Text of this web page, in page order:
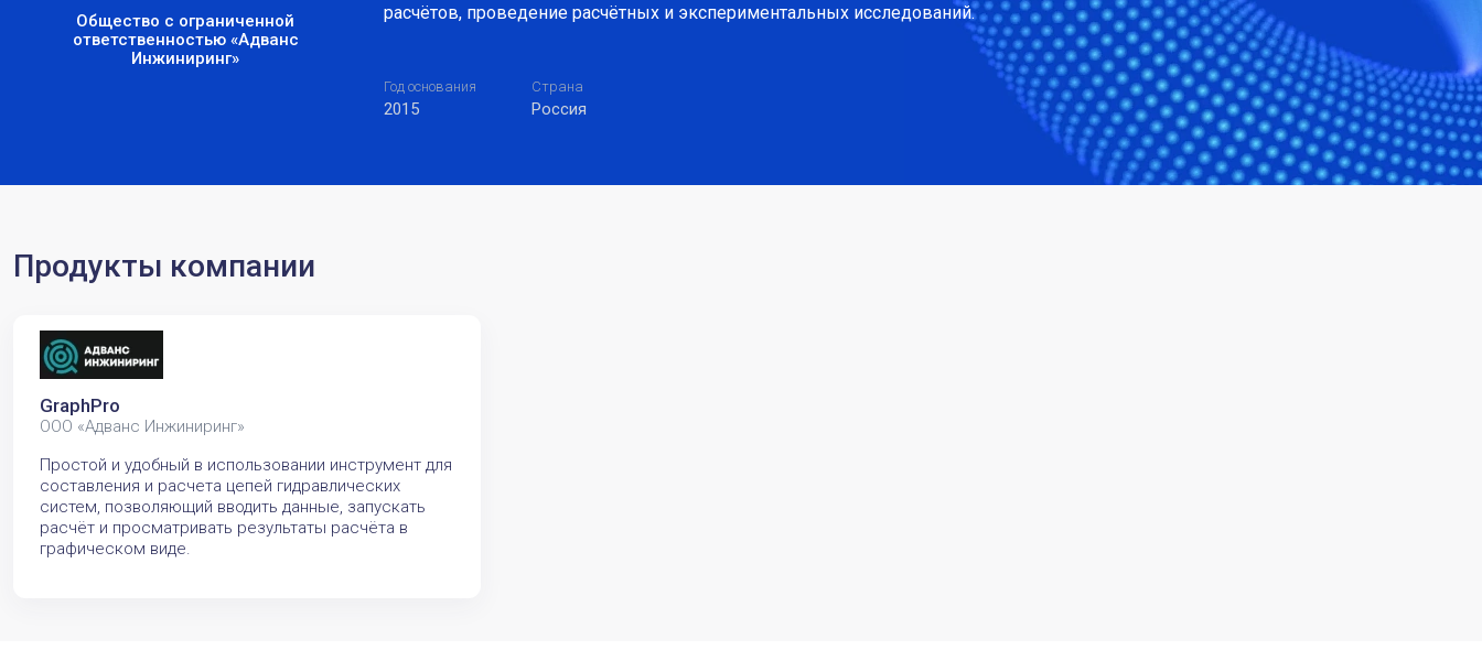
Общество с ограниченной
ответственностью «Адванс
Инжиниринг»
расчётов, проведение расчётных и экспериментальных исследований.
Год основания
2015
Страна
Россия
Продукты компании
GraphPro
ООО «Адванс Инжиниринг»
Простой и удобный в использовании инструмент для
составления и расчета цепей гидравлических
систем, позволяющий вводить данные, запускать
расчёт и просматривать результаты расчёта в
графическом виде.